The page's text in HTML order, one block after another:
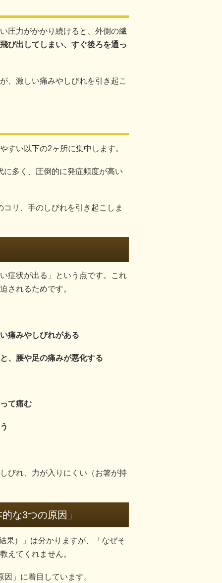
圧力がかかり続けると、外側の繊
び出してしまい、すぐ後ろを通っ
、激しい痛みやしびれを引き起こ
すい以下の2ヶ所に集中します。
多く、圧倒的に発症頻度が高い
リ、手のしびれを引き起こしま
症状が出る」という点です。これ
されるためです。
痛みやしびれがある
、腰や足の痛みが悪化する
て痛む
びれ、力が入りにくい（お箸が持
な3つの原因」
果）」は分かりますが、「なぜそ
えてくれません。
」に着目しています。